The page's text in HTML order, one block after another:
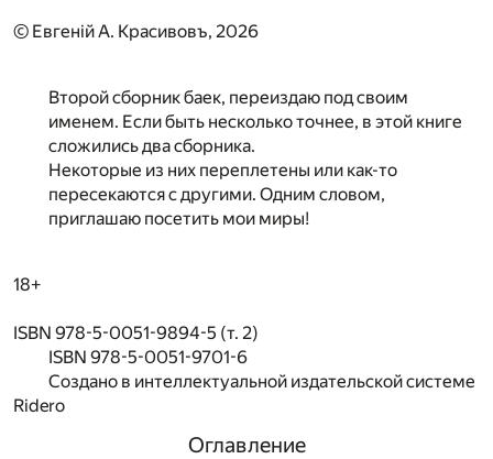
© Евгенiй А. Красивовъ, 2026
Второй сборник баек, переиздаю под своим
именем. Если быть несколько точнее, в этой книге
сложились два сборника.
Некоторые из них переплетены или как-то
пересекаются с другими. Одним словом,
приглашаю посетить мои миры!
18+
ISBN 978-5-0051-9894-5 (т. 2)
ISBN 978-5-0051-9701-6
Создано в интеллектуальной издательской системе
Ridero
Оглавление